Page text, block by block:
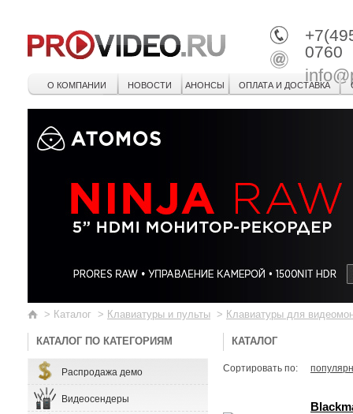
0760
О КОМПАНИИ НОВОСТИ АНОНСЫ ОПЛАТА И ДОСТАВКА
> Каталог > Клавиатуры и пульты > Клавиатуры для
КАТАЛОГ ПО КАТЕГОРИЯМ
Распродажа демо
Видеосендеры
КАТАЛОГ
Сортировать по: